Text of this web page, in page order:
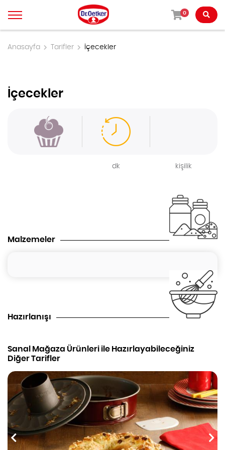
0
Anasayfa Tarifler İçecekler
İçecekler
dk kişilik
Malzemeler
Hazırlanışı
Sanal Mağaza Ürünleri ile Hazırlayabileceğiniz
Diğer Tarifler